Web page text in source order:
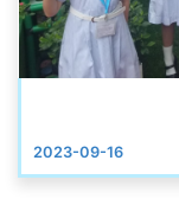
2023-09-16